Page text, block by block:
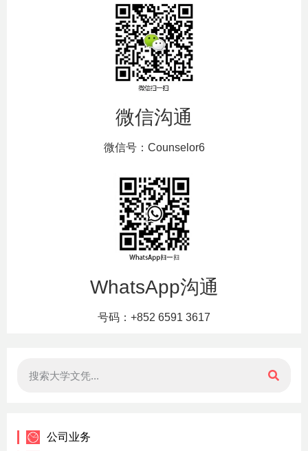
微信沟通
微信号：Counselor6
WhatsApp沟通
号码：+852 6591 3617
公司业务